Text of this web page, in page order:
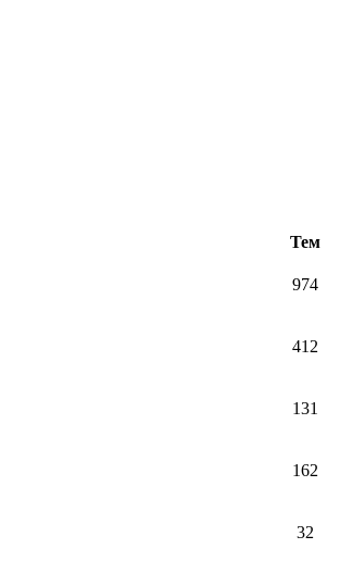
Тем
974
412
131
162
32